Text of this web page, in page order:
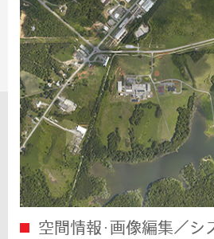
空間情報･画像編集／シ